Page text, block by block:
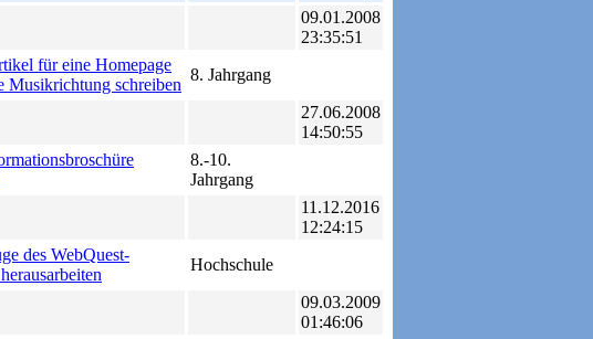
09.01.2008
23:35:51
für eine Homepage
Musikrichtung schreiben
8. Jahrgang
27.06.2008
14:50:55
8.-10.
Jahrgang
11.12.2016
12:24:15
des WebQuest-
Hochschule
09.03.2009
01:46:06